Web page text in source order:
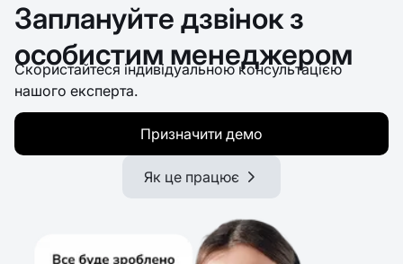
Заплануйте дзвінок з
особистим менеджером
Скористайтеся індивідуальною консультацією
нашого експерта.
Призначити демо
Як це працює